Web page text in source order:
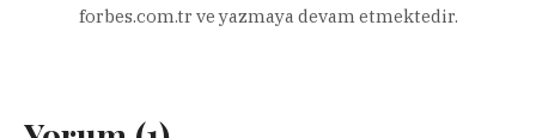
forbes.com.tr ve yazmaya devam etmektedir.